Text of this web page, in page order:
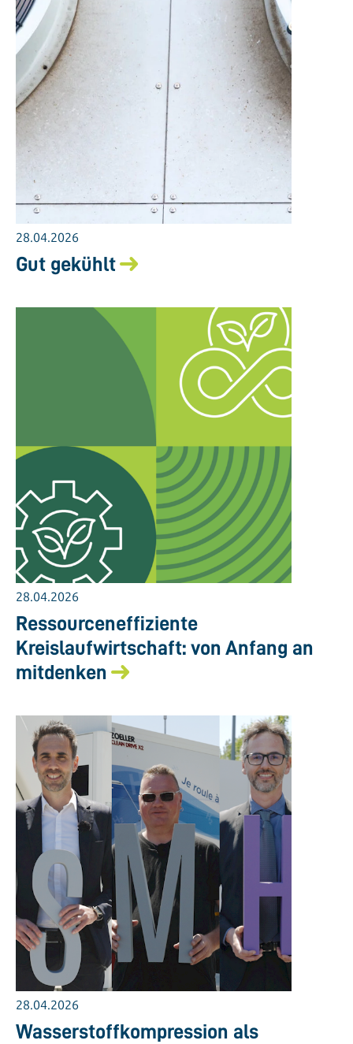
28.04.2026
Gut gekühlt
28.04.2026
Ressourceneffiziente
Kreislaufwirtschaft: von Anfang an
mitdenken
28.04.2026
Wasserstoffkompression als